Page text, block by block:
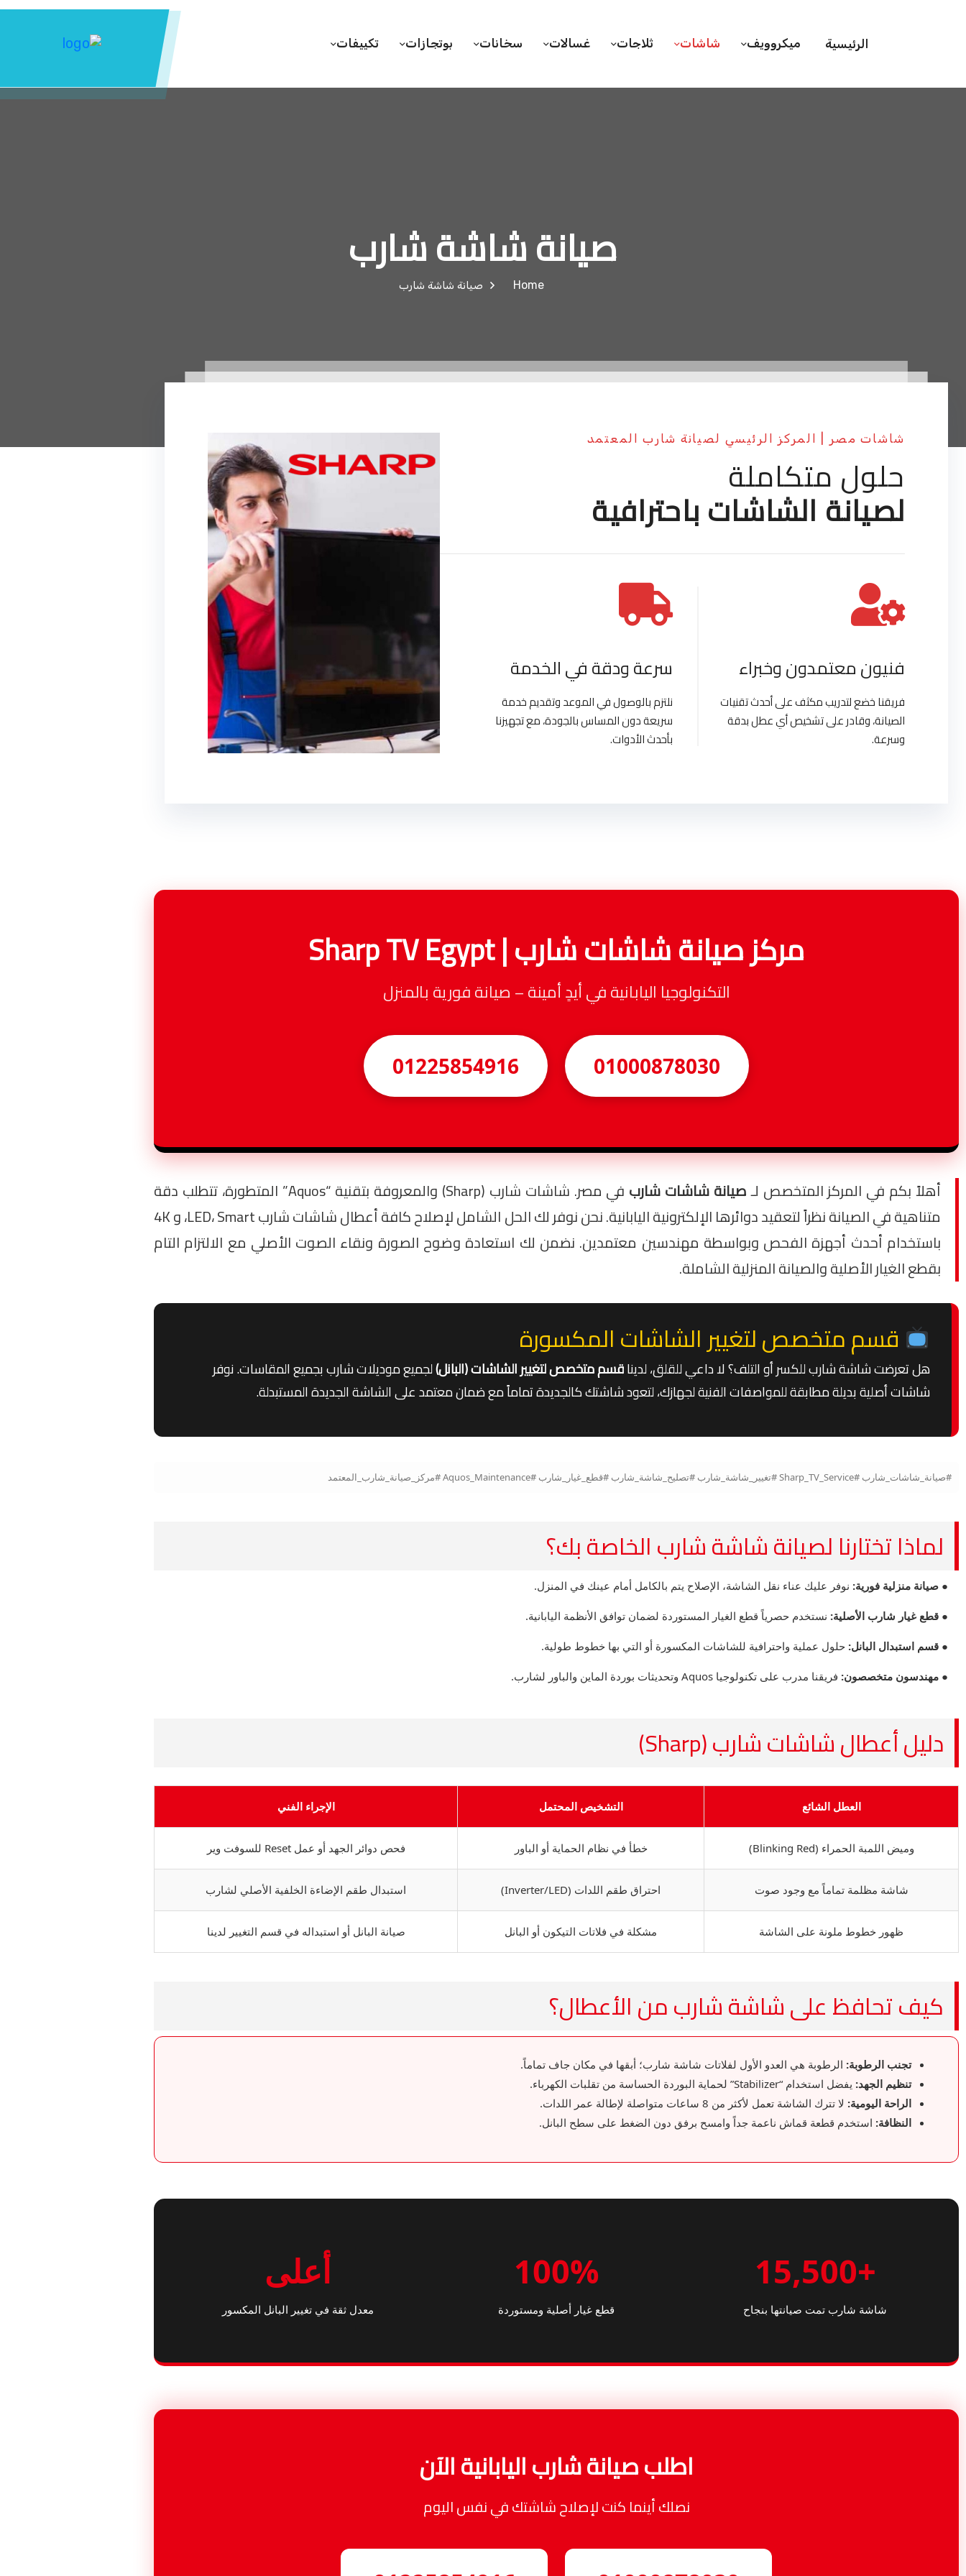
الرئيسية ميكروويف شاشات ثلاجات غسالات سخانات بوتجازات تكييفات
صيانة شاشة شارب
Home صيانة شاشة شارب
شاشات مصر | المركز الرئيسي لصيانة شارب المعتمد
حلول متكاملة
لصيانة الشاشات باحترافية
فنيون معتمدون وخبراء
فريقنا خضع لتدريب مكثف على أحدث تقنيات
الصيانة، وقادر على تشخيص أي عطل بدقة
وسرعة.
سرعة ودقة في الخدمة
نلتزم بالوصول في الموعد وتقديم خدمة
سريعة دون المساس بالجودة، مع تجهيزنا
بأحدث الأدوات.
مركز صيانة شاشات شارب | Sharp TV Egypt
التكنولوجيا اليابانية في أيدٍ أمينة – صيانة فورية بالمنزل
01000878030
01225854916
أهلاً بكم في المركز المتخصص لـصيانة شاشات شارب
في مصر. شاشات شارب (Sharp) والمعروفة بتقنية “Aquos” المتطورة، تتطلب دقة
متناهية في الصيانة نظراً لتعقيد دوائرها الإلكترونية اليابانية. نحن نوفر لك الحل الشامل لإصلاح كافة أعطال شاشات شارب LED، Smart، و 4K
باستخدام أحدث أجهزة الفحص وبواسطة مهندسين معتمدين. نضمن لك استعادة وضوح الصورة ونقاء الصوت الأصلي مع الالتزام التام
بقطع الغيار الأصلية والصيانة المنزلية الشاملة.
قسم متخصص لتغيير الشاشات المكسورة
هل تعرضت شاشة شارب للكسر أو التلف؟ لا داعي للقلق، لديناقسم متخصص لتغيير الشاشات (البانل)لجميع موديلات شارب بجميع المقاسات. نوفر
شاشات أصلية بديلة مطابقة للمواصفات الفنية لجهازك، لتعود شاشتك كالجديدة تماماً مع ضمان معتمد على الشاشة الجديدة المستبدلة.
#صيانة_شاشات_شارب #Sharp_TV_Service #تغيير_شاشة_شارب #تصليح_شاشة_شارب #قطع_غيار_شارب #Aquos_Maintenance #مركز_صيانة_شارب_المعتمد
لماذا تختارنا لصيانة شاشة شارب الخاصة بك؟
● صيانة منزلية فورية: نوفر عليك عناء نقل الشاشة، الإصلاح يتم بالكامل أمام عينك في المنزل.
● قطع غيار شارب الأصلية: نستخدم حصرياً قطع الغيار المستوردة لضمان توافق الأنظمة اليابانية.
● قسم استبدال البانل: حلول عملية واحترافية للشاشات المكسورة أو التي بها خطوط طولية.
● مهندسون متخصصون: فريقنا مدرب على تكنولوجيا Aquos وتحديثات بوردة الماين والباور لشارب.
دليل أعطال شاشات شارب (Sharp)
العطل الشائع التشخيص المحتمل الإجراء الفني
وميض اللمبة الحمراء (Blinking Red) خطأ في نظام الحماية أو الباور فحص دوائر الجهد أو عمل Reset للسوفت وير
شاشة مظلمة تماماً مع وجود صوت احتراق طقم اللدات (Inverter/LED) استبدال طقم الإضاءة الخلفية الأصلي لشارب
ظهور خطوط ملونة على الشاشة مشكلة في فلاتات التيكون أو البانل صيانة البانل أو استبداله في قسم التغيير لدينا
كيف تحافظ على شاشة شارب من الأعطال؟
تجنب الرطوبة: الرطوبة هي العدو الأول لفلاتات شاشة شارب؛ أبقها في مكان جاف تماماً.
تنظيم الجهد: يفضل استخدام “Stabilizer” لحماية البوردة الحساسة من تقلبات الكهرباء.
الراحة اليومية: لا تترك الشاشة تعمل لأكثر من 8 ساعات متواصلة لإطالة عمر اللدات.
النظافة: استخدم قطعة قماش ناعمة جداً وامسح برفق دون الضغط على سطح البانل.
+15,500
شاشة شارب تمت صيانتها بنجاح
100%
قطع غيار أصلية ومستوردة
أعلى
معدل ثقة في تغيير البانل المكسور
اطلب صيانة شارب اليابانية الآن
نصلك أينما كنت لإصلاح شاشتك في نفس اليوم